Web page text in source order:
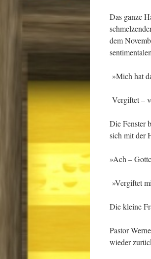
Das ganze
dem
»Mich hat
Vergiftet –
Die Fenster
sich mit der
»Ach –
»Vergiftet
Die kleine
Pastor
wieder